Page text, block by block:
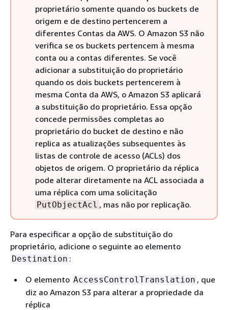
proprietário somente quando os buckets de
origem e de destino pertencerem a
diferentes Contas da AWS. O Amazon S3 não
verifica se os buckets pertencem à mesma
conta ou a contas diferentes. Se você
adicionar a substituição do proprietário
quando os dois buckets pertencerem à
mesma Conta da AWS, o Amazon S3 aplicará
a substituição do proprietário. Essa opção
concede permissões completas ao
proprietário do bucket de destino e não
replica as atualizações subsequentes às
listas de controle de acesso (ACLs) dos
objetos de origem. O proprietário da réplica
pode alterar diretamente na ACL associada a
uma réplica com uma solicitação
PutObjectAcl , mas não por replicação.
Para especificar a opção de substituição do
proprietário, adicione o seguinte ao elemento
Destination :
O elemento AccessControlTranslation , que
diz ao Amazon S3 para alterar a propriedade da
réplica